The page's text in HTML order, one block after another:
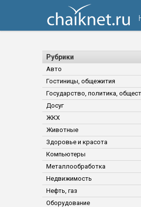
Рубрики
Авто
Гостиницы, общежития
Государство, политика,
Досуг
ЖКХ
Животные
Здоровье и красота
Компьютеры
Металлообработка
Недвижимость
Нефть, газ
Оборудование